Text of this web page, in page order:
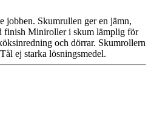
Skumrullen ger en jämn,
finish Miniroller i skum lämplig för
och dörrar. Skumrollern
ej starka lösningsmedel.